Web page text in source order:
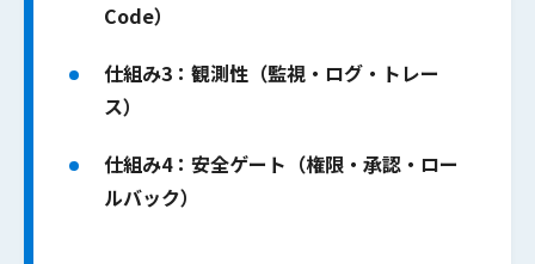
Code）
仕組み3：観測性（監視・ログ・トレー
ス）
仕組み4：安全ゲート（権限・承認・ロー
ルバック）